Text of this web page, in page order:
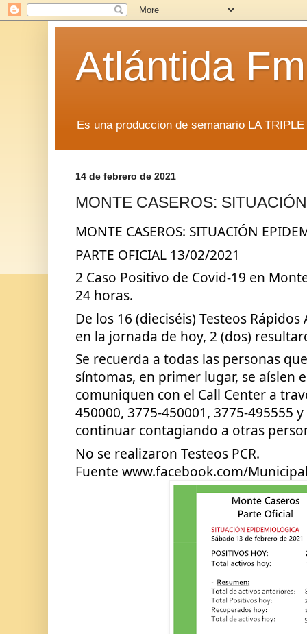
Atlántida
Es una produccion de semanario LA
14 de febrero de 2021
MONTE CASEROS:
MONTE CASEROS: SITUACIÓN
PARTE OFICIAL 13/02/2021
2 Caso Positivo de Covid-19 en
24 horas.
De los 16 (dieciséis) Testeos
en la jornada de hoy, 2 (dos)
Se recuerda a todas las personas
síntomas, en primer lugar, se aíslen
comuniquen con el Call Center a
450000, 3775-450001, 3775-495555
continuar contagiando a otras
No se realizaron Testeos PCR.
Fuente www.facebook.com/